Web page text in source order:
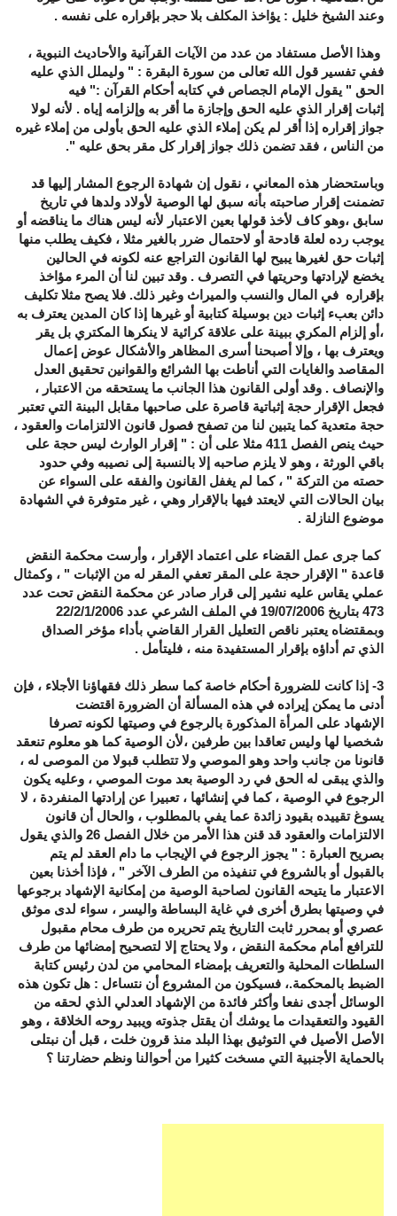
وعند الشيخ خليل : يؤاخذ المكلف بلا حجر بإقراره على نفسه .
وهذا الأصل مستفاد من عدد من الآيات القرآنية والأحاديث النبوية ،
ففي تفسير قول الله تعالى من سورة البقرة : " وليملل الذي عليه
الحق " يقول الإمام الجصاص في كتابه أحكام القرآن :" فيه
إثبات إقرار الذي عليه الحق وإجازة ما أقر به وإلزامه إياه . لأنه لولا
جواز إقراره إذا أقر لم يكن إملاء الذي عليه الحق بأولى من إملاء غيره
من الناس ، فقد تضمن ذلك جواز إقرار كل مقر بحق عليه ".
وباستحضار هذه المعاني ، نقول إن شهادة الرجوع المشار إليها قد
تضمنت إقرار صاحبته بأنه سبق لها الوصية لأولاد ولدها في تاريخ
سابق ،وهو كاف لأخذ قولها بعين الاعتبار لأنه ليس هناك ما يناقضه أو
يوجب رده لعلة قادحة أو لاحتمال ضرر بالغير مثلا ، فكيف يطلب منها
إثبات حق لغيرها يبيح لها القانون التراجع عنه لكونه في الحالين
يخضع لإرادتها وحريتها في التصرف . وقد تبين لنا أن المرء مؤاخذ
بإقراره في المال والنسب والميراث وغير ذلك. فلا يصح مثلا تكليف
دائن بعبء إثبات دين بوسيلة كتابية أو غيرها إذا كان المدين يعترف به
،أو إلزام المكري ببينة على علاقة كرائية لا ينكرها المكتري بل يقر
ويعترف بها ، وإلا أصبحنا أسرى المظاهر والأشكال عوض إعمال
المقاصد والغايات التي أناطت بها الشرائع والقوانين تحقيق العدل
والإنصاف . وقد أولى القانون هذا الجانب ما يستحقه من الاعتبار ،
فجعل الإقرار حجة إثباتية قاصرة على صاحبها مقابل البينة التي تعتبر
حجة متعدية كما يتبين لنا من تصفح فصول قانون الالتزامات والعقود ،
حيث ينص الفصل 411 مثلا على أن : " إقرار الوارث ليس حجة على
باقي الورثة ، وهو لا يلزم صاحبه إلا بالنسبة إلى نصيبه وفي حدود
حصته من التركة " ، كما لم يغفل القانون والفقه على السواء عن
بيان الحالات التي لايعتد فيها بالإقرار وهي ، غير متوفرة في الشهادة
موضوع النازلة .
كما جرى عمل القضاء على اعتماد الإقرار ، وأرست محكمة النقض
قاعدة " الإقرار حجة على المقر تعفي المقر له من الإثبات " ، وكمثال
عملي يقاس عليه نشير إلى قرار صادر عن محكمة النقض تحت عدد
473 بتاريخ 19/07/2006 في الملف الشرعي عدد 22/2/1/2006
وبمقتضاه يعتبر ناقص التعليل القرار القاضي بأداء مؤخر الصداق
الذي تم أداؤه بإقرار المستفيدة منه ، فليتأمل .
3
- إذا كانت للضرورة أحكام خاصة كما سطر ذلك فقهاؤنا الأجلاء ، فإن
أدنى ما يمكن إيراده في هذه المسألة أن الضرورة اقتضت
الإشهاد على المرأة المذكورة بالرجوع في وصيتها لكونه تصرفا
شخصيا لها وليس تعاقدا بين طرفين ،لأن الوصية كما هو معلوم تنعقد
قانونا من جانب واحد وهو الموصي ولا تتطلب قبولا من الموصى له ،
والذي يبقى له الحق في رد الوصية بعد موت الموصي ، وعليه يكون
الرجوع في الوصية ، كما في إنشائها ، تعبيرا عن إرادتها المنفردة ، ﻻ
يسوغ تقييده بقيود زائدة عما يفي بالمطلوب ، والحال أن قانون
الالتزامات والعقود قد قنن هذا الأمر من خلال الفصل 26 والذي يقول
بصريح العبارة : " يجوز الرجوع في الإيجاب ما دام العقد لم يتم
بالقبول أو بالشروع في تنفيذه من الطرف الآخر " ، فإذا أخذنا بعين
الاعتبار ما يتيحه القانون لصاحبة الوصية من إمكانية الإشهاد برجوعها
في وصيتها بطرق أخرى في غاية البساطة واليسر ، سواء لدى موثق
عصري أو بمحرر ثابت التاريخ يتم تحريره من طرف محام مقبول
للترافع أمام محكمة النقض ، ولا يحتاج إلا لتصحيح إمضائها من طرف
السلطات المحلية والتعريف بإمضاء المحامي من لدن رئيس كتابة
الضبط بالمحكمة.، فسيكون من المشروع أن نتساءل : هل تكون هذه
الوسائل أجدى نفعا وأكثر فائدة من الإشهاد العدلي الذي لحقه من
القيود والتعقيدات ما يوشك أن يقتل جذوته ويبيد روحه الخلاقة ، وهو
الأصل الأصيل في التوثيق بهذا البلد منذ قرون خلت ، قبل أن نبتلى
بالحماية الأجنبية التي مسخت كثيرا من أحوالنا ونظم حضارتنا ؟